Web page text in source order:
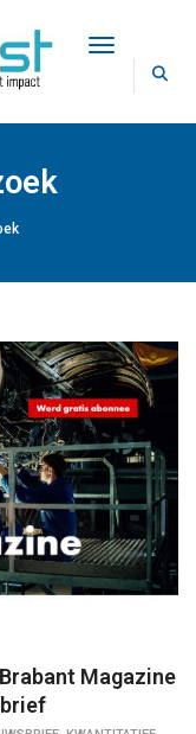
Toggle
Magazine